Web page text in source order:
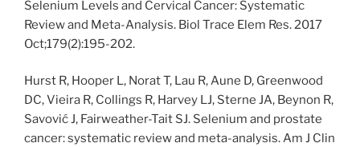
Selenium Levels and Cervical Cancer: Systematic
Review and Meta-Analysis. Biol Trace Elem Res. 2017
Oct;179(2):195-202.
Hurst R, Hooper L, Norat T, Lau R, Aune D, Greenwood
DC, Vieira R, Collings R, Harvey LJ, Sterne JA, Beynon R,
Savović J, Fairweather-Tait SJ. Selenium and prostate
cancer: systematic review and meta-analysis. Am J Clin